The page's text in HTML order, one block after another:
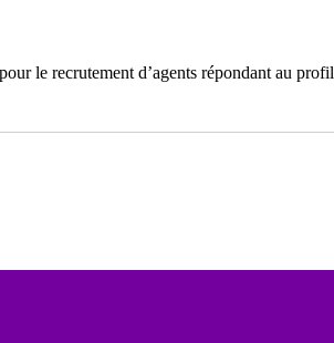
le recrutement d’agents répondant au profil